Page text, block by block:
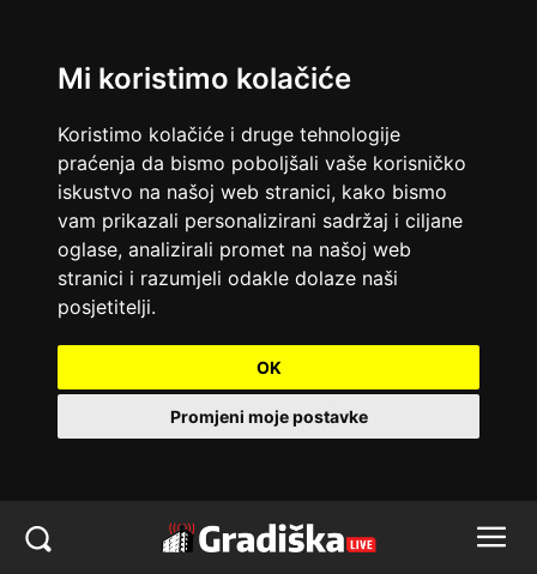
Mi koristimo kolačiće
Koristimo kolačiće i druge tehnologije
praćenja da bismo poboljšali vaše korisničko
iskustvo na našoj web stranici, kako bismo
vam prikazali personalizirani sadržaj i ciljane
oglase, analizirali promet na našoj web
stranici i razumjeli odakle dolaze naši
posjetitelji.
OK
Promjeni moje postavke